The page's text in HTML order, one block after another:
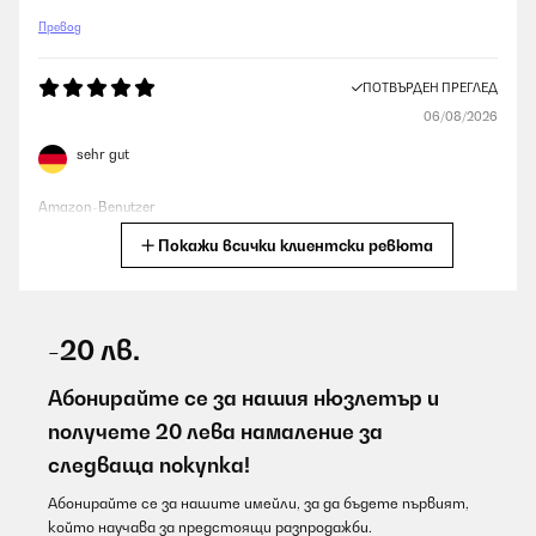
Превод
ПОТВЪРДЕН ПРЕГЛЕД
06/08/2026
sehr gut
Amazon-Benutzer
Machen einen sehr guten und langlebigen Eindruck. Sehr schön
verpackt.
Amazon-Benutzer
Покажи всички клиентски ревюта
-20 лв.
Абонирайте се за нашия нюзлетър и
получете 20 лева намаление за
следваща покупка!
Абонирайте се за нашите имейли, за да бъдете първият,
който научава за предстоящи разпродажби.